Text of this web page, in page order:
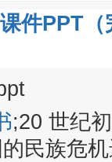
件PPT
;20 世纪
民族危